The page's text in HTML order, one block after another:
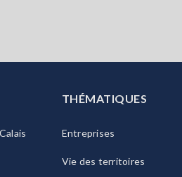
THÉMATIQUES
Entreprises
Vie des territoires